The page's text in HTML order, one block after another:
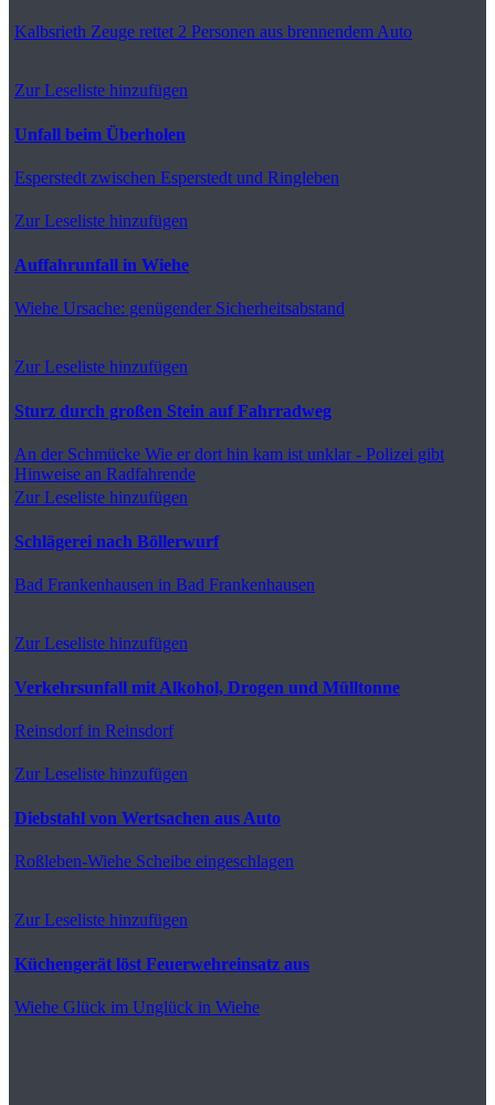
Kalbsrieth Zeuge rettet 2 Personen aus brennendem Auto
Zur Leseliste hinzufügen
Unfall beim Überholen
Esperstedt zwischen Esperstedt und Ringleben
Zur Leseliste hinzufügen
Auffahrunfall in Wiehe
Wiehe Ursache: genügender Sicherheitsabstand
Zur Leseliste hinzufügen
Sturz durch großen Stein auf Fahrradweg
An der Schmücke Wie er dort hin kam ist unklar - Polizei gibt
Hinweise an Radfahrende
Zur Leseliste hinzufügen
Schlägerei nach Böllerwurf
Bad Frankenhausen in Bad Frankenhausen
Zur Leseliste hinzufügen
Verkehrsunfall mit Alkohol, Drogen und Mülltonne
Reinsdorfin Reinsdorf
Zur Leseliste hinzufügen
Diebstahl von Wertsachen aus Auto
Roßleben-Wiehe Scheibe eingeschlagen
Zur Leseliste hinzufügen
Küchengerät löst Feuerwehreinsatz aus
Wiehe Glück im Unglück in Wiehe